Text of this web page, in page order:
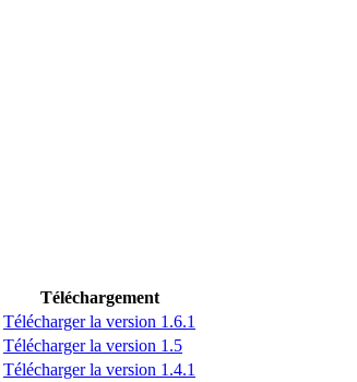
Téléchargement
Télécharger la version 1.6.1
Télécharger la version 1.5
Télécharger la version 1.4.1